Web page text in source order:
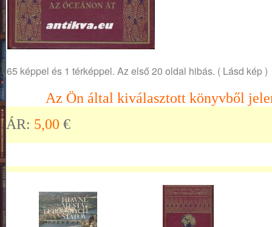
65 képpel és 1 térképpel. Az első 20 oldal hibás. ( Lásd kép )
Az Ön által kiválasztott könyvből
ÁR: 5,00 €